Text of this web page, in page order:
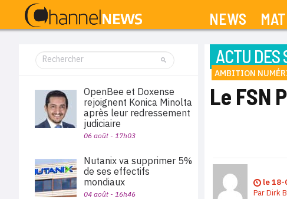
NEWS
ACTU DES
AMBITION
Le FSN
le18-
ParDirk
OpenBee et Doxense
rejoignent Konica Minolta
après leur redressement
judiciaire
06 août - 17h03
Nutanix va supprimer 5%
de ses effectifs
mondiaux
04 août - 16h46